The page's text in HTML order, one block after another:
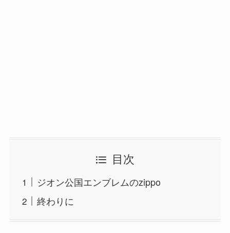
目次
ジオン公国エンブレムのzippo
終わりに